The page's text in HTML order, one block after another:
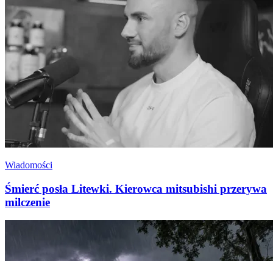
Wiadomości
Śmierć posła Litewki. Kierowca mitsubishi przerywa
milczenie